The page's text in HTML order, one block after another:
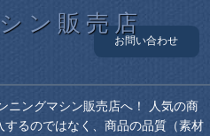
ン販売店
お問い合わせ
ニングマシン販売店へ！ 人気の商
るのではなく、商品の品質（素材